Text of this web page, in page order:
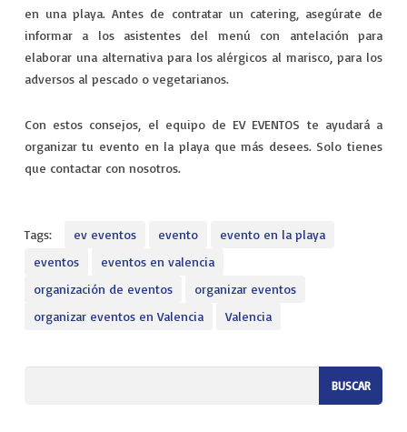
en una playa. Antes de contratar un catering, asegúrate de
informar a los asistentes del menú con antelación para
elaborar una alternativa para los alérgicos al marisco, para los
adversos al pescado o vegetarianos.
Con estos consejos, el equipo de EV EVENTOS te ayudará a
organizar tu evento en la playa que más desees. Solo tienes
que contactar con nosotros.
Tags: ev eventos evento
evento en la playa
eventos
eventos en valencia
organización de eventos
organizar eventos
organizar eventos en Valencia
Valencia